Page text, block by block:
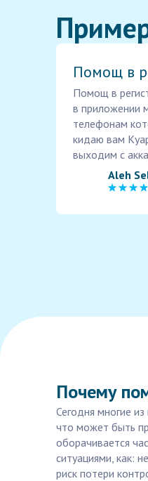
Помощ в
Помощ в
в приложении
телефонам
кидаю вам
выходим с
Aleh
Почему
Сегодня многие
что может быть
оборачивается
ситуациями, как:
риск потери